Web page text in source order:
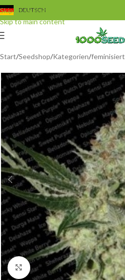
Skip to navigation
Skip to main content
DEUTSCH
Start/Seedshop/Kategorien/feminisiert
Click to enlarge